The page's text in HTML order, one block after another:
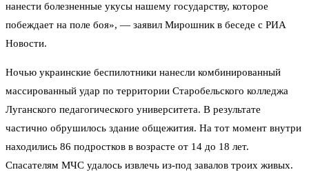
нанести болезненные укусы нашему государству, которое
побеждает на поле боя», — заявил Мирошник в беседе с РИА
Новости.
Ночью украинские беспилотники нанесли комбинированный
массированный удар по территории Старобельского колледжа
Луганского педагогического университета. В результате
частично обрушилось здание общежития. На тот момент внутри
находились 86 подростков в возрасте от 14 до 18 лет.
Спасателям МЧС удалось извлечь из-под завалов троих живых.